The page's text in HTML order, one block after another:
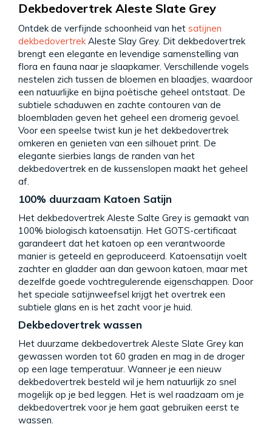
Dekbedovertrek Aleste Slate Grey
Ontdek de verfijnde schoonheid van het satijnen
dekbedovertrek Aleste Slay Grey. Dit dekbedovertrek
brengt een elegante en levendige samenstelling van
flora en fauna naar je slaapkamer. Verschillende vogels
nestelen zich tussen de bloemen en blaadjes, waardoor
een natuurlijke en bijna poëtische geheel ontstaat. De
subtiele schaduwen en zachte contouren van de
bloembladen geven het geheel een dromerig gevoel.
Voor een speelse twist kun je het dekbedovertrek
omkeren en genieten van een silhouet print. De
elegante sierbies langs de randen van het
dekbedovertrek en de kussenslopen maakt het geheel
af.
100% duurzaam Katoen Satijn
Het dekbedovertrek Aleste Salte Grey is gemaakt van
100% biologisch katoensatijn. Het GOTS-certificaat
garandeert dat het katoen op een verantwoorde
manier is geteeld en geproduceerd. Katoensatijn voelt
zachter en gladder aan dan gewoon katoen, maar met
dezelfde goede vochtregulerende eigenschappen. Door
het speciale satijnweefsel krijgt het overtrek een
subtiele glans en is het zacht voor je huid.
Dekbedovertrek wassen
Het duurzame dekbedovertrek Aleste Slate Grey kan
gewassen worden tot 60 graden en mag in de droger
op een lage temperatuur. Wanneer je een nieuw
dekbedovertrek besteld wil je hem natuurlijk zo snel
mogelijk op je bed leggen. Het is wel raadzaam om je
dekbedovertrek voor je hem gaat gebruiken eerst te
wassen.